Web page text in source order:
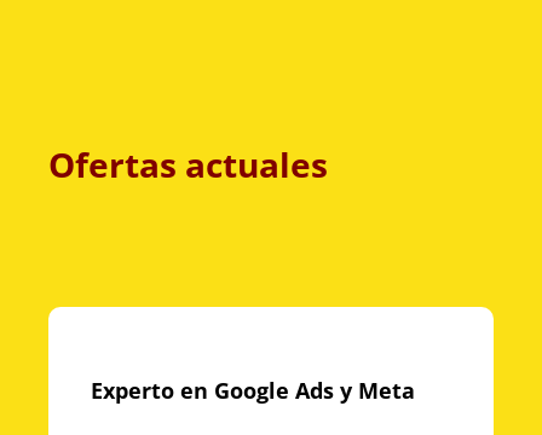
Ofertas actuales
Experto en Google Ads y Meta